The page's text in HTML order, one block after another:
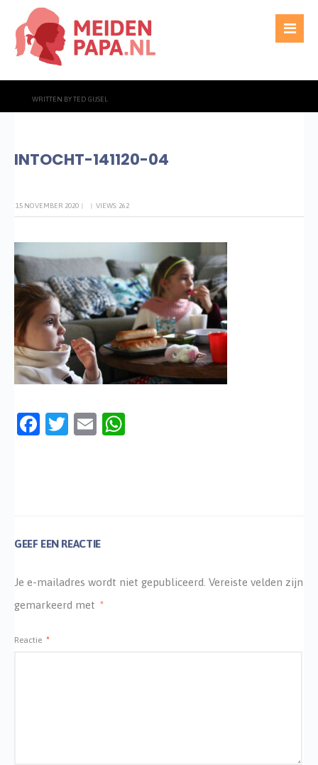
WRITTEN BYTED GIJSEL
INTOCHT-141120-04
15 NOVEMBER 2020 | | VIEWS: 262
Facebook
Twitter
Email
GEEF EEN REACTIE
Je e-mailadres wordt niet gepubliceerd. Vereiste velden zijn
gemarkeerd met *
Reactie *